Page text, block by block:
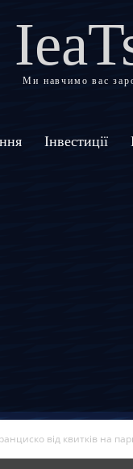
Ми навчимо вас
Інвестиції
від квитків на